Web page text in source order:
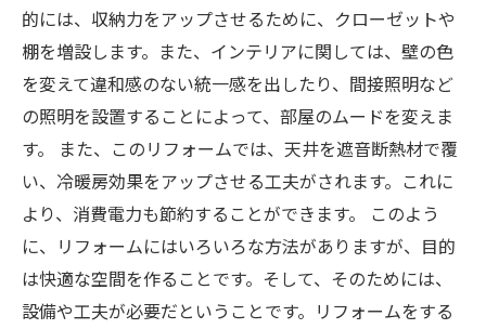
的には、収納力をアップさせるために、クローゼットや
棚を増設します。また、インテリアに関しては、壁の色
を変えて違和感のない統一感を出したり、間接照明など
の照明を設置することによって、部屋のムードを変えま
す。 また、このリフォームでは、天井を遮音断熱材で覆
い、冷暖房効果をアップさせる工夫がされます。これに
より、消費電力も節約することができます。 このよう
に、リフォームにはいろいろな方法がありますが、目的
は快適な空間を作ることです。そして、そのためには、
設備や工夫が必要だということです。リフォームをする